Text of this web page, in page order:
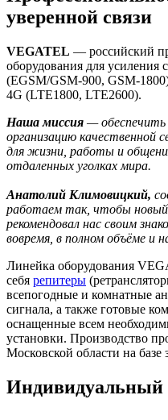
уверенной связи
VEGATEL — российский
оборудования для усиления
(EGSM/GSM-900, GSM-
4G (LTE1800, LTE2600).
Наша миссия —
организацию
для жизни, работы и
отдаленных уголках мира.
Анатолий Климовицкий,
работаем так, чтобы
рекомендовал нас своим
вовремя, в полном объёме и
Линейка оборудования
себя репитеры
всепогодные и комнатные
сигнала, а также готовые
оснащенные всем
установки. Производство
Московской области на
Индивидуальный